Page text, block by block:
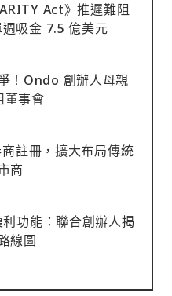
Act》推遲難阻
吸金 7.5 億美元
！Ondo 創辦人母親
董事會
註冊，擴大布局傳統
商
功能：聯合創辦人揭
線圖